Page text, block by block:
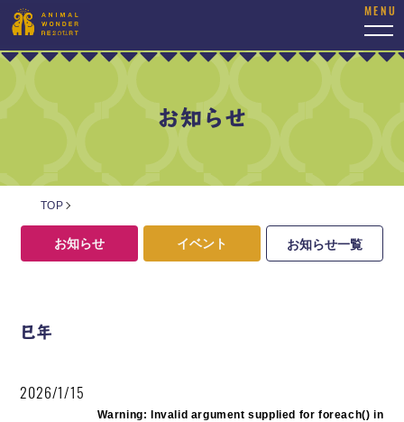
お知らせ
TOP
お知らせ イベント お知らせ一覧
巳年
2026/1/15
Warning: Invalid argument supplied for foreach() in